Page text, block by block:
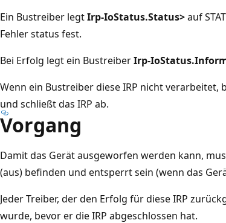
Ein Bustreiber legtIrp-IoStatus.Status>auf
Fehler status fest.
Bei Erfolg legt ein BustreiberIrp-
Wenn ein Bustreiber diese IRP nicht verarbeitet,
und schließt das IRP ab.
Vorgang
Damit das Gerät ausgeworfen werden kann,
(aus) befinden und entsperrt sein (wenn das
Jeder Treiber, der den Erfolg für diese IRP
wurde, bevor er die IRP abgeschlossen hat.